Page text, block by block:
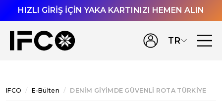
HIZLI GİRİŞ İÇİN YAKA KARTINIZI HEMEN ALIN
TR
IFCO E-Bülten DENİM GİYİMDE GÜVENLİ ROTA TÜRKİYE